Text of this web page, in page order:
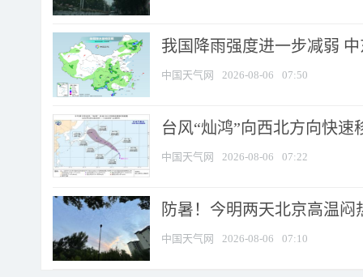
我国降雨强度进一步减弱
中国天气网 2026-08-06 07:50
台风“灿鸿”向西北方向快
中国天气网 2026-08-06 07:22
防暑！今明两天北京高温
中国天气网 2026-08-06 07:10